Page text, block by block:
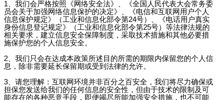
1、我们会严格按照《网络安全法》、《全国人民代表大会常务委
员会关于加强网络信息保护的决定》、《电信和互联网用户个人
信息保护规定》（工业和信息化部令第24号）、《电话用户真实
身份信息登记规定》（工业和信息化部令第25号）等法律法规的
相关要求，建立信息安全保障制度，采取技术措施和其他必要措
施保护您的个人信息安全。
2、我们只会在达成本政策所述目的所需的期限内保留您的个人信
息，除非需要延长保留期或受到法律的允许。
3、请您理解：互联网环境并非百分之百安全，我们将尽力确保或
担保您发送给我们的任何信息的安全性，但由于技术的限制及可
能存在的各种恶意手段，即便竭尽所能加强安全措施，也不可能